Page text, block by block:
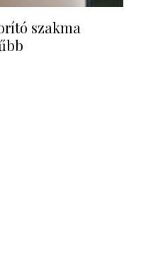
szakma